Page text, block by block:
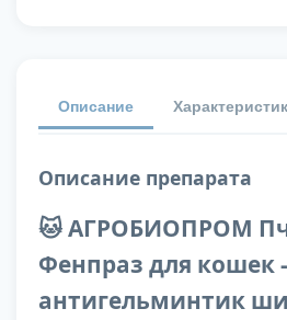
Описание
Описание препарата
🐱 АГРОБИОПРОМ
Фенпраз для кошек -
антигельминтик